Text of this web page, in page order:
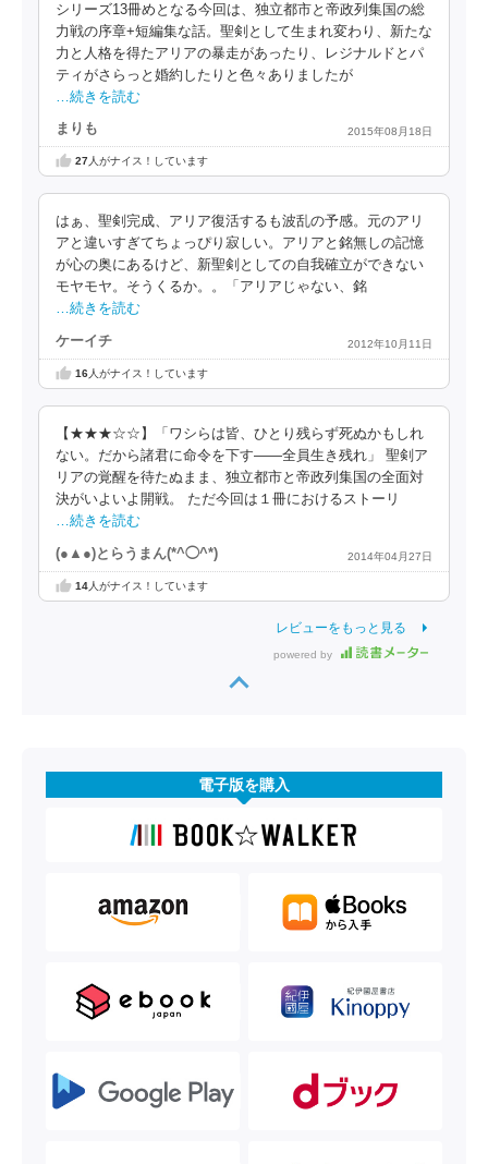
シリーズ13冊めとなる今回は、独立都市と帝政列集国の総
力戦の序章+短編集な話。聖剣として生まれ変わり、新たな
力と人格を得たアリアの暴走があったり、レジナルドとパ
ティがさらっと婚約したりと色々ありましたが
…続きを読む
まりも 2015年08月18日
27人がナイス！しています
はぁ、聖剣完成、アリア復活するも波乱の予感。元のアリ
アと違いすぎてちょっぴり寂しい。アリアと銘無しの記憶
が心の奥にあるけど、新聖剣としての自我確立ができない
モヤモヤ。そうくるか。。「アリアじゃない、銘
…続きを読む
ケーイチ 2012年10月11日
16人がナイス！しています
【★★★☆☆】「ワシらは皆、ひとり残らず死ぬかもしれ
ない。だから諸君に命令を下す――全員生き残れ」 聖剣ア
リアの覚醒を待たぬまま、独立都市と帝政列集国の全面対
決がいよいよ開戦。 ただ今回は１冊におけるストーリ
…続きを読む
(●▲●)とらうまん(*^◯^*) 2014年04月27日
14人がナイス！しています
レビューをもっと見る
powered by
電子版を購入